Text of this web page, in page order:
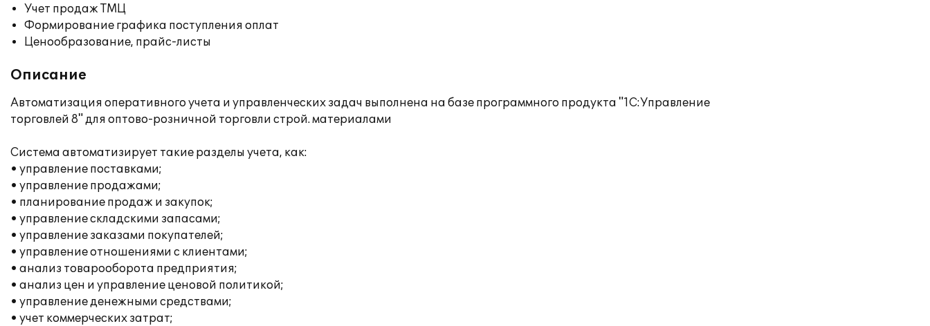
Учет продаж ТМЦ
Формирование графика поступления оплат
Ценообразование, прайс-листы
Описание
Автоматизация оперативного учета и управленческих задач выполнена на базе программного продукта "1С:Управление
торговлей 8" для оптово-розничной торговли строй. материалами
Система автоматизирует такие разделы учета, как:
• управление поставками;
• управление продажами;
• планирование продаж и закупок;
• управление складскими запасами;
• управление заказами покупателей;
• управление отношениями с клиентами;
• анализ товарооборота предприятия;
• анализ цен и управление ценовой политикой;
• управление денежными средствами;
• учет коммерческих затрат;